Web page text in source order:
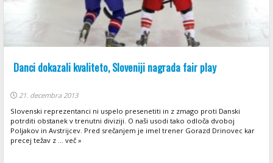
Danci dokazali kvaliteto, Sloveniji nagrada fair play
21. decembra 2013
Slovenski reprezentanci ni uspelo presenetiti in z zmago proti Danski
potrditi obstanek v trenutni diviziji. O naši usodi tako odloča dvoboj
Poljakov in Avstrijcev. Pred srečanjem je imel trener Gorazd Drinovec kar
precej težav z ... več »